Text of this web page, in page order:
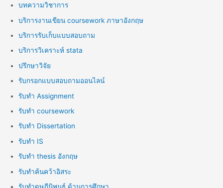
บทความวิชาการ
บริการงานเขียน coursework ภาษาอังกฤษ
บริการรับเก็บแบบสอบถาม
บริการวิเคราะห์ stata
ปรึกษาวิจัย
รับกรอกแบบสอบถามออนไลน์
รับทำ Assignment
รับทำ coursework
รับทำ Dissertation
รับทำ IS
รับทำ thesis อังกฤษ
รับทำค้นคว้าอิสระ